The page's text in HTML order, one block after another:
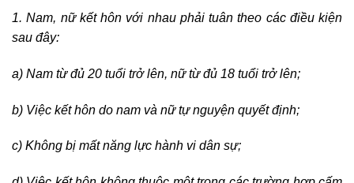
1. Nam, nữ kết hôn với nhau phải tuân theo các điều kiện
sau đây:
a) Nam từ đủ 20 tuổi trở lên, nữ từ đủ 18 tuổi trở lên;
b) Việc kết hôn do nam và nữ tự nguyện quyết định;
c) Không bị mất năng lực hành vi dân sự;